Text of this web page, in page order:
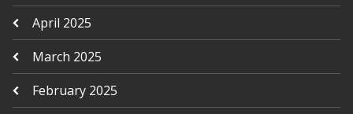
April 2025
March 2025
February 2025